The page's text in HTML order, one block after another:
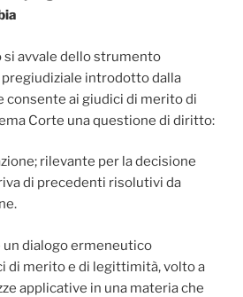
si avvale dello strumento
introdotto dalla
consente ai giudici di merito di
Corte una questione di diritto:
rilevante per la decisione
di precedenti risolutivi da
un dialogo ermeneutico
di merito e di legittimità, volto a
applicative in una materia che